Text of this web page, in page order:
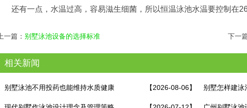
还有一点，水温过高，容易滋生细菌，所以恒温泳池水温要控制
一篇： 别墅泳池设备的选择标准 下一
相关新闻
【2026-08-06】
别墅泳池不用投药也能维持水质健康 别墅怎样建泳